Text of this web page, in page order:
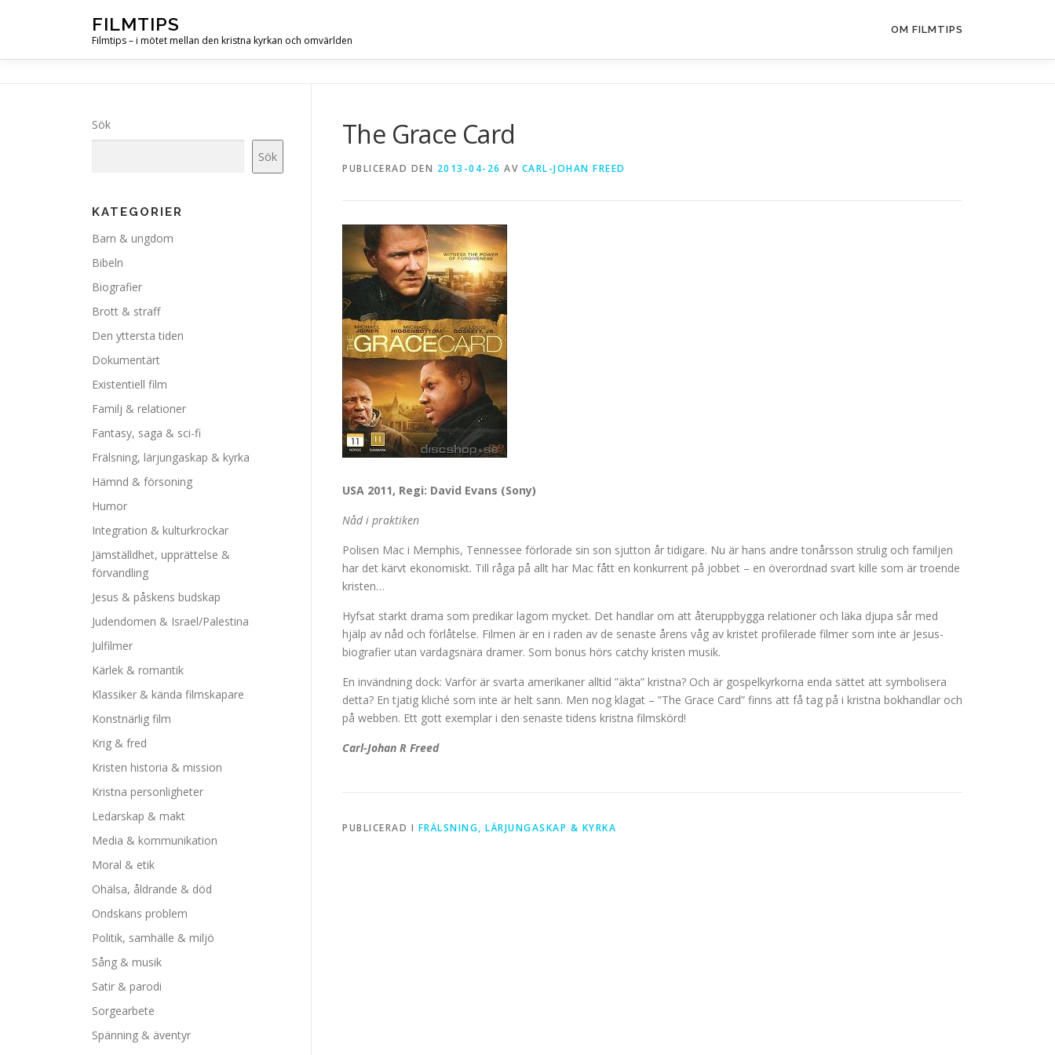
FILMTIPS
Filmtips – i mötet mellan den kristna kyrkan och omvärlden
OM FILMTIPS
The Grace Card
PUBLICERAD DEN 2013-04-26 AV CARL-JOHAN FREED
USA 2011, Regi: David Evans (Sony)
Nåd i praktiken
Polisen Mac i Memphis, Tennessee förlorade sin son sjutton år tidigare. Nu är hans andre tonårsson strulig och familjen
har det kärvt ekonomiskt. Till råga på allt har Mac fått en konkurrent på jobbet – en överordnad svart kille som är troende
kristen…
Hyfsat starkt drama som predikar lagom mycket. Det handlar om att återuppbygga relationer och läka djupa sår med
hjälp av nåd och förlåtelse. Filmen är en i raden av de senaste årens våg av kristet profilerade filmer som inte är Jesus-
biografier utan vardagsnära dramer. Som bonus hörs catchy kristen musik.
En invändning dock: Varför är svarta amerikaner alltid ”äkta” kristna? Och är gospelkyrkorna enda sättet att symbolisera
detta? En tjatig kliché som inte är helt sann. Men nog klagat – ”The Grace Card” finns att få tag på i kristna bokhandlar och
på webben. Ett gott exemplar i den senaste tidens kristna filmskörd!
Carl-Johan R Freed
PUBLICERAD I FRÄLSNING, LÄRJUNGASKAP & KYRKA
Sök
Sök
KATEGORIER
Barn & ungdom
Bibeln
Biografier
Brott & straff
Den yttersta tiden
Dokumentärt
Existentiell film
Familj & relationer
Fantasy, saga & sci-fi
Frälsning, lärjungaskap & kyrka
Hämnd & försoning
Humor
Integration & kulturkrockar
Jämställdhet, upprättelse &
förvandling
Jesus & påskens budskap
Judendomen & Israel/Palestina
Julfilmer
Kärlek & romantik
Klassiker & kända filmskapare
Konstnärlig film
Krig & fred
Kristen historia & mission
Kristna personligheter
Ledarskap & makt
Media & kommunikation
Moral & etik
Ohälsa, åldrande & död
Ondskans problem
Politik, samhälle & miljö
Sång & musik
Satir & parodi
Sorgearbete
Spänning & äventyr